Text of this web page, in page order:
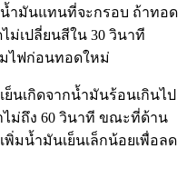
น้ำมันแทนที่จะกรอบ ถ้าทอด
เปลี่ยนสีใน 30 วินาที
ไฟก่อนทอดใหม่
นเกิดจากน้ำมันร้อนเกินไป
ไม่ถึง 60 วินาที ขณะที่ด้าน
มน้ำมันเย็นเล็กน้อยเพื่อลด